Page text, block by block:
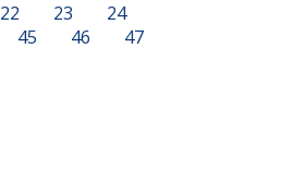
22 23
24
45 46
47